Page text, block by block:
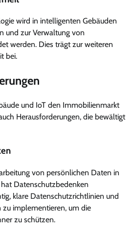
wird in intelligenten Gebäuden
und zur Verwaltung von
werden. Dies trägt zur weiteren
bei.
und IoT den Immobilienmarkt
Herausforderungen, die bewältigt
von persönlichen Daten in
Datenschutzbedenken
klare Datenschutzrichtlinien und
implementieren, um die
zu schützen.